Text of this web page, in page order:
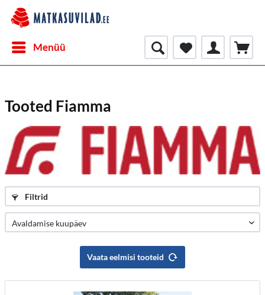
Menüü
Tooted Fiamma
Filtrid
Vaata eelmisi tooteid